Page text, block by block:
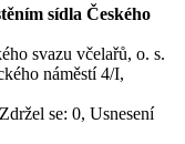
sídla Českého
svazu včelařů, o. s.
náměstí 4/I,
se: 0, Usnesení